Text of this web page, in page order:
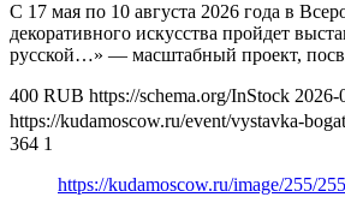
С 17 мая по 10 августа 2026 года в
декоративного искусства пройдет
русской…» — масштабный проект,
400 RUB https://schema.org/InStock 2026-
https://kudamoscow.ru/event/vystavka-
364 1
https://kudamoscow.ru/image/255/